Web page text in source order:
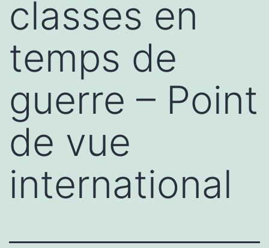
classes en
temps de
guerre – Point
de vue
international